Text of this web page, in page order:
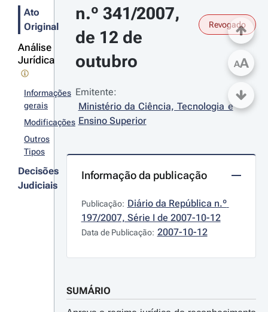
Ato
Original
Análise
Jurídica
Informações
gerais
Modificações
Outros
Tipos
Decisões
Judiciais
n.º 341/2007,
de 12 de
outubro
Revogado
Emitente:
Ministério da Ciência, Tecnologia e
Ensino Superior
Informação da publicação
Publicação: Diário da República n.º
197/2007, Série I de 2007-10-12
Data de Publicação: 2007-10-12
SUMÁRIO
AA